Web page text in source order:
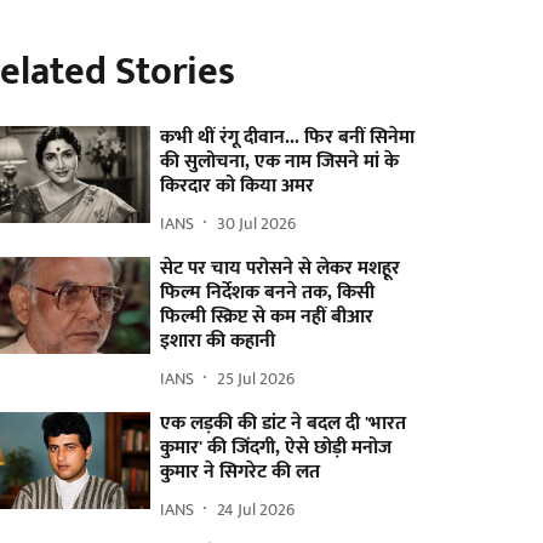
Stories
कभी थीं रंगू दीवान... फिर बनीं सिनेमा
की सुलोचना, एक नाम जिसने मां के
किरदार को किया अमर
IANS 30 Jul 2026
सेट पर चाय परोसने से लेकर मशहूर
फिल्म निर्देशक बनने तक, किसी
फिल्मी स्क्रिप्ट से कम नहीं बीआर
इशारा की कहानी
IANS 25 Jul 2026
एक लड़की की डांट ने बदल दी 'भारत
कुमार' की जिंदगी, ऐसे छोड़ी मनोज
कुमार ने सिगरेट की लत
IANS 24 Jul 2026